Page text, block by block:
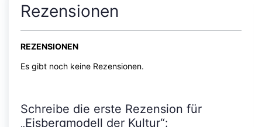
Rezensionen
REZENSIONEN
Es gibt noch keine Rezensionen.
Schreibe die erste Rezension für
„Eisbergmodell der Kultur“: